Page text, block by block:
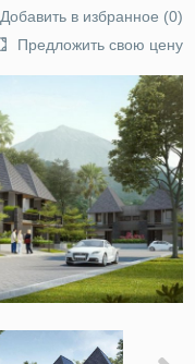
Добавить в избранное (0)
Предложить свою цену